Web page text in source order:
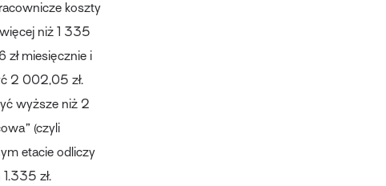
koszty
niż 1 335
zł miesięcznie i
2 002,05 zł.
wyższe niż 2
(czyli
etacie odliczy
zł.